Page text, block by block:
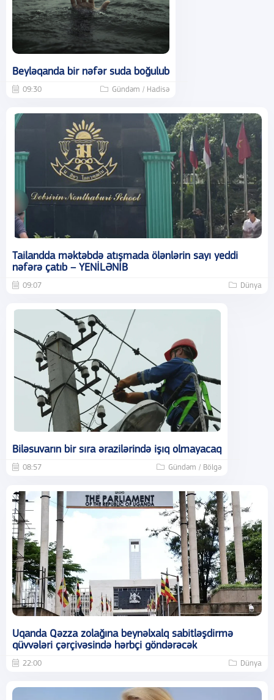
Beyləqanda bir nəfər suda boğulub
09:30 Gündəm / Hadisə
Tailandda məktəbdə atışmada ölənlərin sayı yeddi
nəfərə çatıb – YENİLƏNİB
09:07 Dünya
Biləsuvarın bir sıra ərazilərində işıq olmayacaq
08:57 Gündəm / Bölgə
Uqanda Qəzza zolağına beynəlxalq sabitləşdirmə
qüvvələri çərçivəsində hərbçi göndərəcək
22:00 Dünya